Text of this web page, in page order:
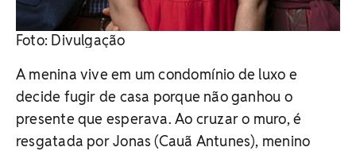
Foto: Divulgação
A menina vive em um condomínio de luxo e
decide fugir de casa porque não ganhou o
presente que esperava. Ao cruzar o muro, é
resgatada por Jonas (Cauã Antunes), menino